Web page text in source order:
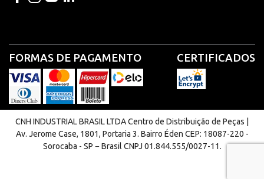
FORMAS DE PAGAMENTO CERTIFICADOS
CNH INDUSTRIAL BRASIL LTDA Centro de Distribuição de Peças |
Av. Jerome Case, 1801, Portaria 3. Bairro Éden CEP: 18087-220 -
Sorocaba - SP − Brasil CNPJ 01.844.555/0027-11.